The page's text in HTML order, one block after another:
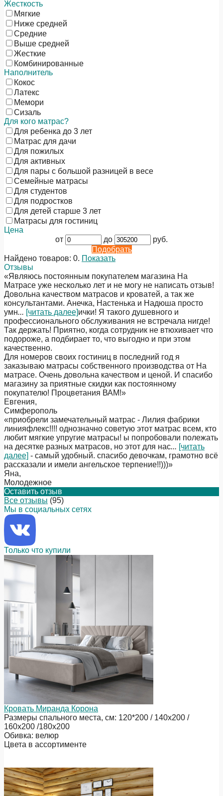
Жесткость
Мягкие
Ниже средней
Средние
Выше средней
Жесткие
Комбинированные
Наполнитель
Кокос
Латекс
Мемори
Сизаль
Для кого матрас?
Для ребенка до 3 лет
Матрас для дачи
Для пожилых
Для активных
Для пары с большой разницей в весе
Семейные матрасы
Для студентов
Для подростков
Для детей старше 3 лет
Матрасы для гостиниц
Цена
от
до
руб.
Подобрать
Найдено товаров: 0. Показать
Отзывы
«Являюсь постоянным покупателем магазина На
Матрасе уже несколько лет и не могу не написать отзыв!
Довольна качеством матрасов и кроватей, а так же
консультантами. Анечка, Настенька и Надюша просто
умн... [читать далее]ички! Я такого душевного и
профессионального обслуживания не встречала нигде!
Так держать! Приятно, когда сотрудник не втюхивает что
подороже, а подбирает то, что выгодно и при этом
качественно.
Для номеров своих гостиниц в последний год я
заказываю матрасы собственного производства от На
матрасе. Очень довольна качеством и ценой. И спасибо
магазину за приятные скидки как постоянному
покупателю! Процветания ВАМ!»
Евгения,
Симферополь
«приобрели замечательный матрас - Лилия фабрики
линияфлекс!!!! однозначно советую этот матрас всем, кто
любит мягкие упругие матрасы! ы попробовали полежать
на десятке разных матрасов, но этот для нас... [читать
далее] - самый удобный. спасибо девочкам, грамотно всё
рассказали и имели ангельское терпение!!)))»
Яна,
Молодежное
Оставить отзыв
Все отзывы (95)
Мы в социальных сетях
Только что купили
Кровать Миранда Корона
Размеры спального места, см: 120*200 / 140х200 /
160х200 /180х200
Обивка: велюр
Цвета в ассортименте